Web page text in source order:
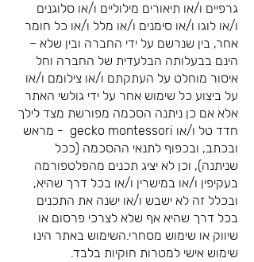
גרפיים ו/או תיאורים מילוליים ו/או סלוגנים
ו/או לוגו ו/או סימנים ו/או מלל ו/או כל חומר
אחר, בין שנרשם על ידי החברה ובין שלא –
הינם בבעלותה הבלעדית של החברה וחל
איסור מוחלט על העתקתם ו/או צילומם ו/או
על ביצוע כל שימוש אחר על ידי גולשי האתר
אלא אם כן ניתנה הסכמה מפורשת מצד לילך
חדד טל ו/או gecko montessori - מראש
ובכתב, ובכפוף לתנאי ההסכמה (ככל
שניתנה), וכן לא יציג תכנים מהפלטפורמה
בעקיפין ו/או במישרין ו/או בכל דרך שהיא,
ובכלל זה לא ישבש ו/או ישנה את התכנים
בכל דרך שהיא אף שלא לצרכי פרסום או
שיווק או שימוש מסחרי.השימוש באתר הינו
שימוש אישי למטרות חוקיות בלבד.